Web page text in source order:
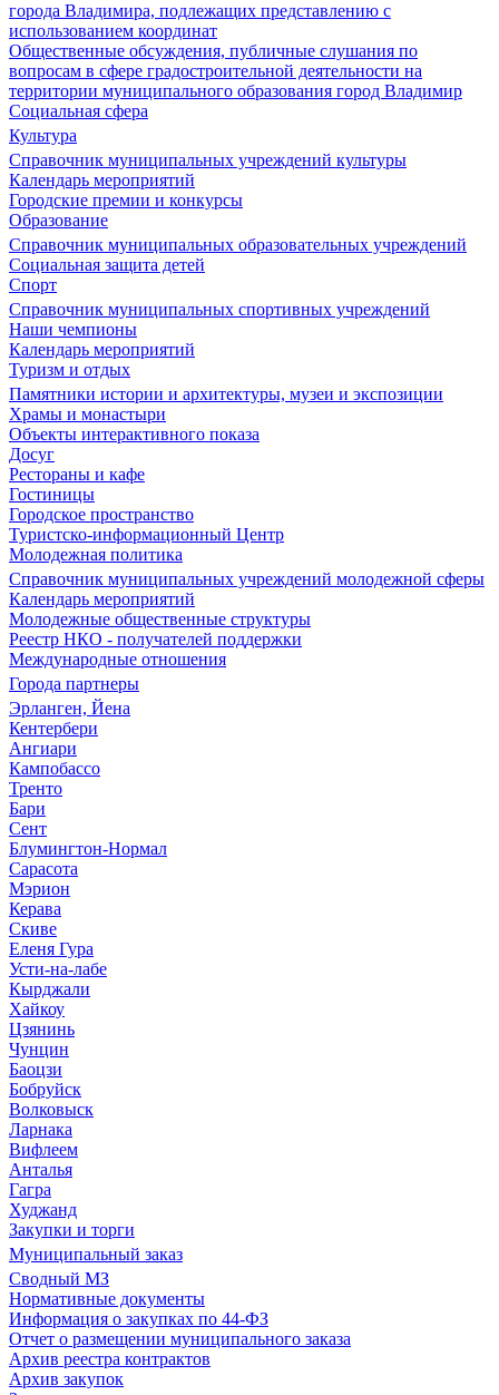
города Владимира, подлежащих представлению с
использованием координат
Общественные обсуждения, публичные слушания по
вопросам в сфере градостроительной деятельности на
территории муниципального образования город Владимир
Социальная сфера
Культура
Справочник муниципальных учреждений культуры
Календарь мероприятий
Городские премии и конкурсы
Образование
Справочник муниципальных образовательных учреждений
Социальная защита детей
Спорт
Справочник муниципальных спортивных учреждений
Наши чемпионы
Календарь мероприятий
Туризм и отдых
Памятники истории и архитектуры, музеи и экспозиции
Храмы и монастыри
Объекты интерактивного показа
Досуг
Рестораны и кафе
Гостиницы
Городское пространство
Туристско-информационный Центр
Молодежная политика
Справочник муниципальных учреждений молодежной сферы
Календарь мероприятий
Молодежные общественные структуры
Реестр НКО - получателей поддержки
Международные отношения
Города партнеры
Эрланген, Йена
Кентербери
Ангиари
Кампобассо
Тренто
Бари
Сент
Блумингтон-Нормал
Сарасота
Мэрион
Керава
Скиве
Еленя Гура
Усти-на-лабе
Кырджали
Хайкоу
Цзянинь
Чунцин
Баоцзи
Бобруйск
Волковыск
Ларнака
Вифлеем
Анталья
Гагра
Худжанд
Закупки и торги
Муниципальный заказ
Сводный МЗ
Нормативные документы
Информация о закупках по 44-ФЗ
Отчет о размещении муниципального заказа
Архив реестра контрактов
Архив закупок